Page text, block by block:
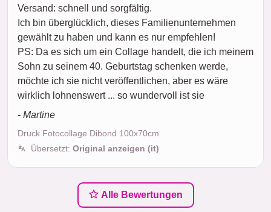
Versand: schnell und sorgfältig.
Ich bin überglücklich, dieses Familienunternehmen
gewählt zu haben und kann es nur empfehlen!
PS: Da es sich um ein Collage handelt, die ich meinem
Sohn zu seinem 40. Geburtstag schenken werde,
möchte ich sie nicht veröffentlichen, aber es wäre
wirklich lohnenswert ... so wundervoll ist sie
- Martine
Druck Fotocollage Dibond 100x70cm
Übersetzt: Original anzeigen (it)
Alle Bewertungen